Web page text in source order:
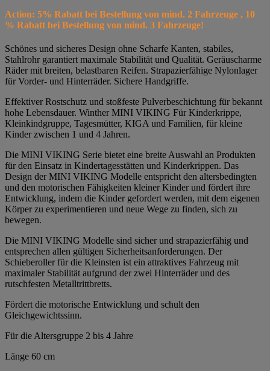
Action: 5% Rabatt bei Bestellung von mind. 2 Fahrzeuge , 10
% Rabatt bei Bestellung von mind. 3 Fahrzeuge!
Schönes und sicheres Design ohne Scharfe Kanten, stabiles,
Stahlrohr garantiert maximale Stabilität und Qualität. Geräuscharme
Räder mit breiten, belastbaren Reifen. Strapazierfähige Nylonlager
für Vorder- und Hinterräder. Sichere Handgriffe.
Effektiver Rostschutz und stoßfeste Pulverbeschichtung für bekannt
hohe Lebensdauer. Winther MINI VIKING Für Kinderkrippe,
Kleinkindgruppe, Tagesmütter, KIGA und Familien, für kleine
Kinder zwischen 1 und 4 Jahren.
Die MINI VIKING Serie bietet eine breite Auswahl an Produkten
für den Einsatz in Kindertagesstätten und Kinderkrippen. Das
Design der MINI VIKING Modelle entspricht den altersbedingten
und den motorischen Fähigkeiten kleiner Kinder und fördert ihre
Entwicklung, indem die Kinder gefordert werden, mit dem eigenen
Körper zu experimentieren und neue Wege zu finden, sich zu
bewegen.
Die MINI VIKING Modelle sind sicher und strapazierfähig und
entsprechen allen gültigen Sicherheitsanforderungen. Der
Schieberoller für die Kleinsten ist ein attraktives Fahrzeug mit
maximaler Stabilität aufgrund der zwei Hinterräder und des
rutschfesten Metalltrittbretts.
Fördert die motorische Entwicklung und schult den
Gleichgewichtssinn.
Für die Altersgruppe 2 bis 4 Jahre
Länge 60 cm